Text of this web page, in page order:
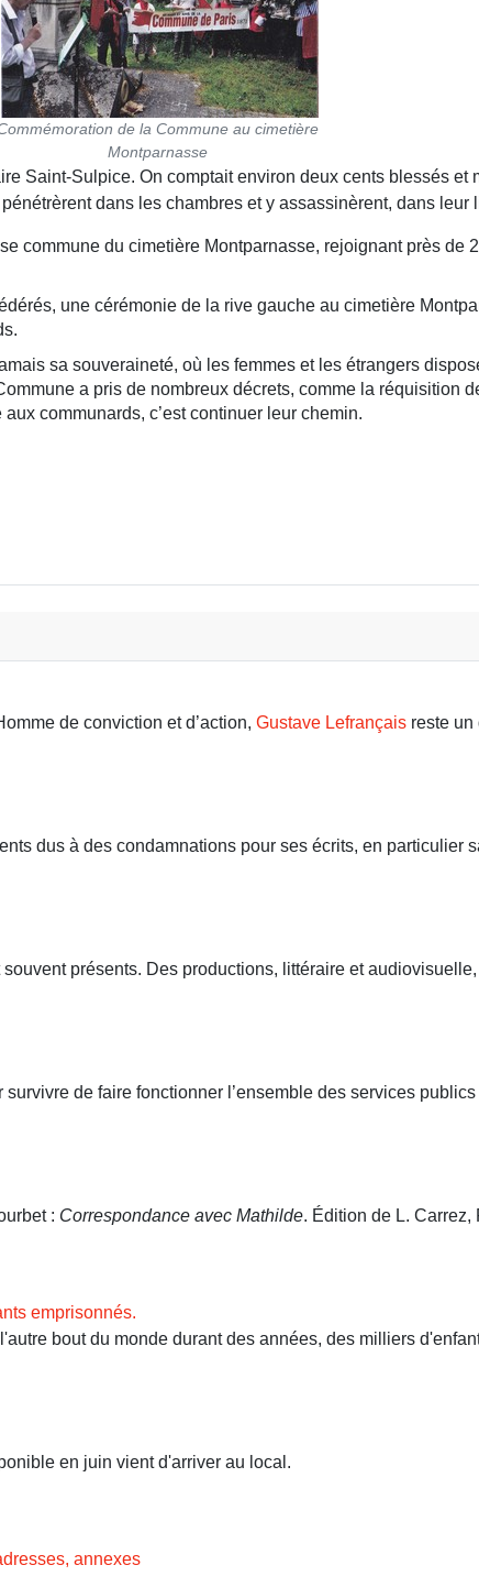
de la Commune au cimetière
Montparnasse
Saint-Sulpice. On comptait environ deux cents blessés et
dans les chambres et y assassinèrent, dans leur
commune du cimetière Montparnasse, rejoignant près de
une cérémonie de la rive gauche au cimetière
sa souveraineté, où les femmes et les étrangers
a pris de nombreux décrets, comme la réquisition
communards, c’est continuer leur chemin.
de conviction et d’action, Gustave Lefrançais reste un
dus à des condamnations pour ses écrits, en particulier
présents. Des productions, littéraire et
de faire fonctionner l’ensemble des services
: Correspondance avec Mathilde. Édition de L. Carrez,
emprisonnés.
bout du monde durant des années, des milliers
en juin vient d'arriver au local.
annexes